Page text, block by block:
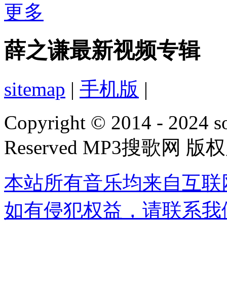
更多
薛之谦最新视频专辑
sitemap | 手机版 |
Copyright © 2014 - 2024
Reserved MP3搜歌网 版
本站所有音乐均来自互
如有侵犯权益，请联系